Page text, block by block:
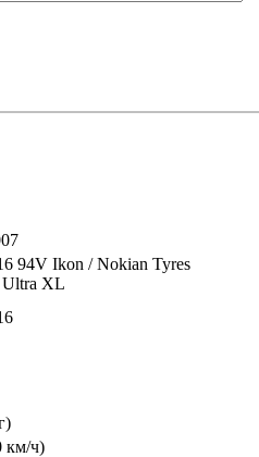
94V Ikon / Nokian Tyres
Ultra XL
км/ч)